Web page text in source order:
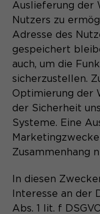
Auslieferung der
Nutzers zu
Adresse des
gespeichert
auch, um die
sicherzustellen.
Optimierung der
der Sicherheit
Systeme. Eine
Zusammenhang
In diesen
Interesse an der
Abs. 1 lit. f